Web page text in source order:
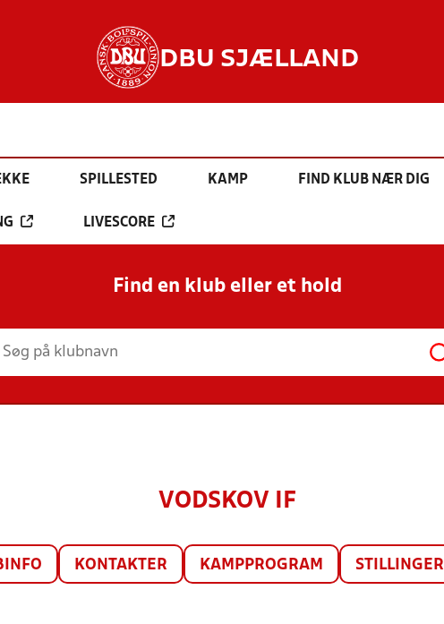
DBU SJÆLLAND
SPILLESTED KAMP FIND KLUB NÆR DIG
LIVESCORE
Find en klub eller et hold
VODSKOV IF
KONTAKTER KAMPPROGRAM STILLINGER